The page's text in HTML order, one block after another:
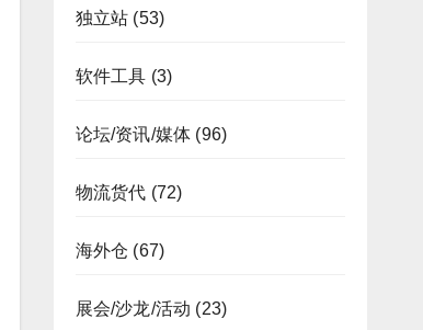
独立站 (53)
软件工具 (3)
论坛/资讯/媒体 (96)
物流货代 (72)
海外仓 (67)
展会/沙龙/活动 (23)